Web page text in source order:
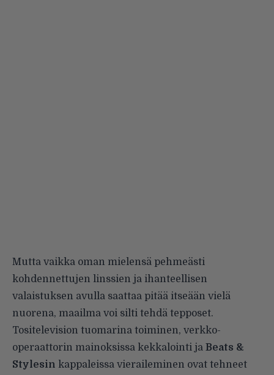
Mutta vaikka oman mielensä pehmeästi
kohdennettujen linssien ja ihanteellisen
valaistuksen avulla saattaa pitää itseään vielä
nuorena, maailma voi silti tehdä tepposet.
Tositelevision tuomarina toiminen, verkko-
operaattorin mainoksissa kekkalointi ja Beats &
Stylesin kappaleissa vieraileminen ovat tehneet